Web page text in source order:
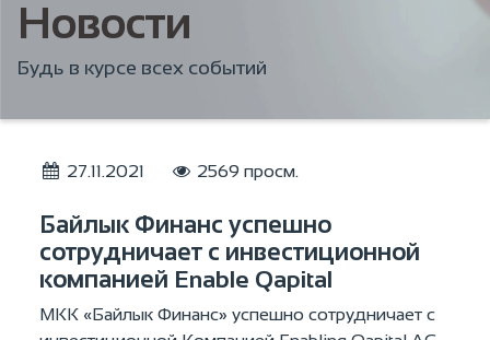
Новости
Будь в курсе всех событий
27.11.2021 2569 просм.
Байлык Финанс успешно
сотрудничает с инвестиционной
компанией Enable Qapital
МКК «Байлык Финанс» успешно сотрудничает с